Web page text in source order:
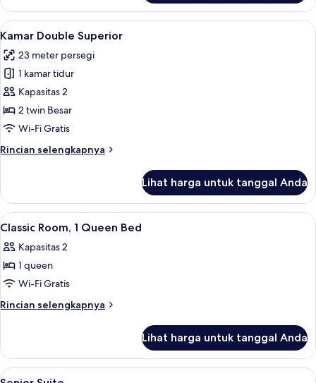
Suite
Junior
Lihat
semua
foto
untuk
Kamar
Double
Superior
5
Kamar Double Superior
23 meter persegi
1 kamar tidur
Kapasitas 2
2 twin Besar
Wi-Fi Gratis
Rincian selengkapnya
Rincian
Kamar
Double
Superior
Lihat harga untuk tanggal Anda
Lihat
semua
foto
untuk
Classic
Room,
Bed
Seprai antialergi, selimut bulu angsa,
5
Classic Room, 1 Queen Bed
Kapasitas 2
1 queen
Wi-Fi Gratis
Rincian selengkapnya
Rincian
Classic
Room,
1
Lihat harga untuk tanggal Anda
Lihat
Seprai antialergi, selimut bulu angsa,
5